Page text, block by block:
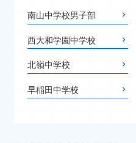
南山中学校男子部
西大和学園中学校
北嶺中学校
早稲田中学校